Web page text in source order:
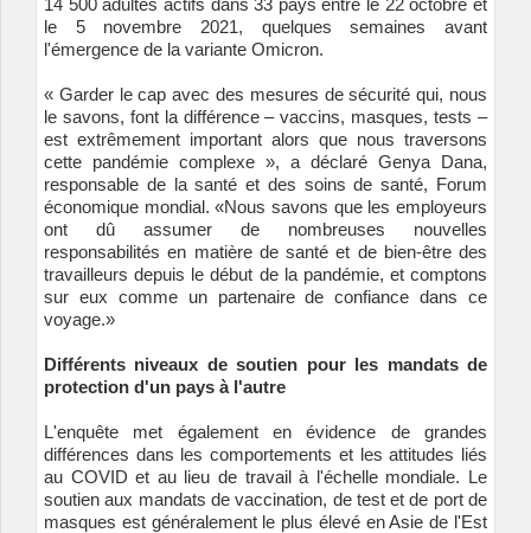
le 5 novembre 2021, quelques semaines avant
l'émergence de la variante Omicron.
« Garder le cap avec des mesures de sécurité qui, nous
le savons, font la différence – vaccins, masques, tests –
est extrêmement important alors que nous traversons
cette pandémie complexe », a déclaré Genya Dana,
responsable de la santé et des soins de santé, Forum
économique mondial. «Nous savons que les employeurs
ont dû assumer de nombreuses nouvelles
responsabilités en matière de santé et de bien-être des
travailleurs depuis le début de la pandémie, et comptons
sur eux comme un partenaire de confiance dans ce
voyage.»
Différents niveaux de soutien pour les mandats de
protection d'un pays à l'autre
L'enquête met également en évidence de grandes
différences dans les comportements et les attitudes liés
au COVID et au lieu de travail à l'échelle mondiale. Le
soutien aux mandats de vaccination, de test et de port de
masques est généralement le plus élevé en Asie de l'Est